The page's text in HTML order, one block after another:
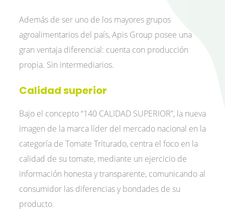
Además de ser uno de los mayores grupos
agroalimentarios del país, Apis Group posee una
gran ventaja diferencial: cuenta con producción
propia. Sin intermediarios.
Calidad superior
Bajo el concepto “140 CALIDAD SUPERIOR”, la nueva
imagen de la marca líder del mercado nacional en la
categoría de Tomate Triturado, centra el foco en la
calidad de su tomate, mediante un ejercicio de
información honesta y transparente, comunicando al
consumidor las diferencias y bondades de su
producto.